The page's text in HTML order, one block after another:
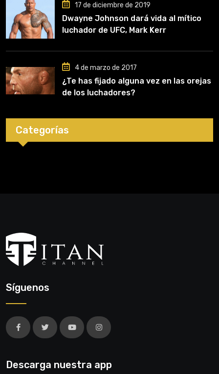
17 de diciembre de 2019
Dwayne Johnson dará vida al mítico
luchador de UFC, Mark Kerr
4 de marzo de 2017
¿Te has fijado alguna vez en las orejas
de los luchadores?
Categorías
Síguenos
Descarga nuestra app